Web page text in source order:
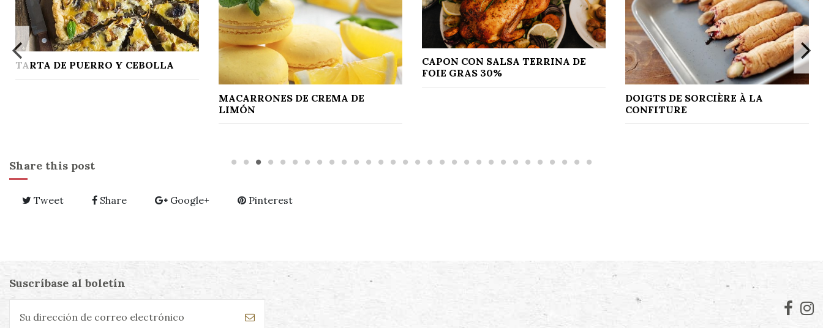
TARTA DE PUERRO Y CEBOLLA
MACARRONES DE CREMA DE
LIMÓN
CAPON CON SALSA TERRINA DE
FOIE GRAS 30%
DOIGTS DE SORCIÈRE À LA
CONFITURE
Share this post
Tweet Share Google+ Pinterest
Suscríbase al boletín